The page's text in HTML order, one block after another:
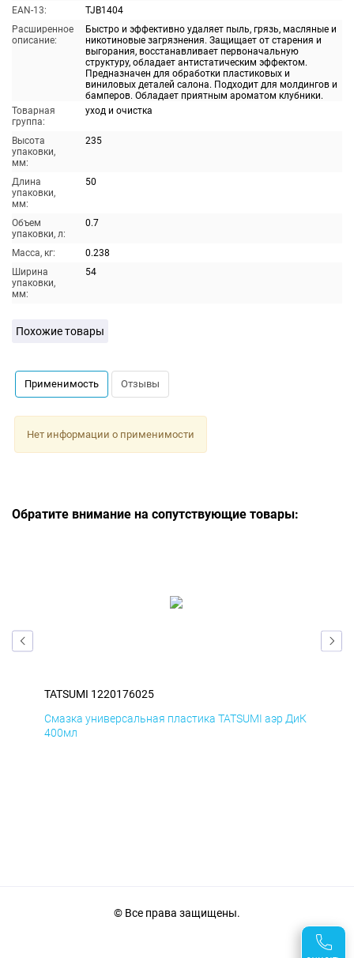
EAN-13:
TJB1404
Расширенное
описание:
Быстро и эффективно удаляет пыль, грязь, масляные и
никотиновые загрязнения. Защищает от старения и
выгорания, восстанавливает первоначальную
структуру, обладает антистатическим эффектом.
Предназначен для обработки пластиковых и
виниловых деталей салона. Подходит для молдингов и
бамперов. Обладает приятным ароматом клубники.
Товарная
группа:
уход и очистка
Высота
упаковки,
мм:
235
Длина
упаковки,
мм:
50
Объем
упаковки, л:
0.7
Масса, кг:
0.238
Ширина
упаковки,
мм:
54
Похожие товары
Применимость Отзывы
Нет информации о применимости
Обратите внимание на сопутствующие товары:
TATSUMI 1220176025
Смазка универсальная пластика TATSUMI аэр ДиК
400мл
© Все права защищены.